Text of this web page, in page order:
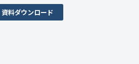
資料ダウンロード